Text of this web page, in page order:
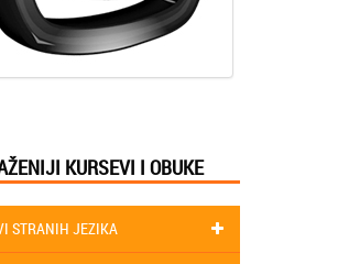
KURSEVI I OBUKE
STRANIH JEZIKA